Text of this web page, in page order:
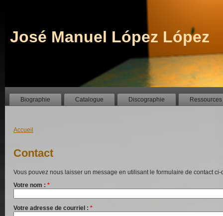
José Manuel López López
Biographie Catalogue Discographie Ressources
Accueil
Contact
Vous pouvez nous laisser un message en utilisant le formulaire de contact ci-
Votre nom : *
Votre adresse de courriel : *